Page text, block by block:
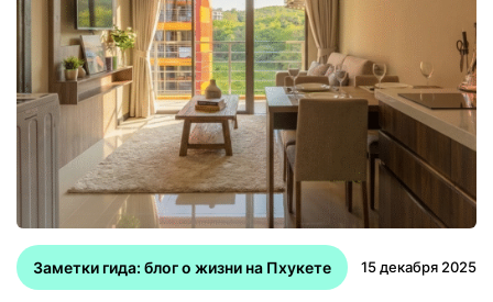
Заметки гида: блог о жизни на Пхукете 15 декабря 2025